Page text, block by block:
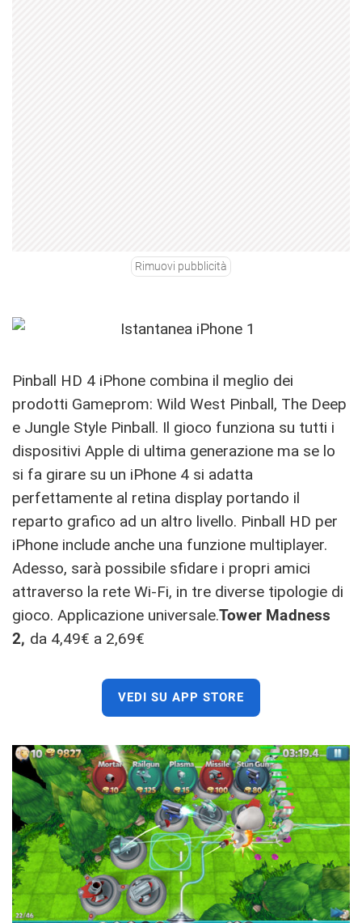
Rimuovi pubblicità
Pinball HD 4 iPhone combina il meglio dei
prodotti Gameprom: Wild West Pinball, The Deep
e Jungle Style Pinball. Il gioco funziona su tutti i
dispositivi Apple di ultima generazione ma se lo
si fa girare su un iPhone 4 si adatta
perfettamente al retina display portando il
reparto grafico ad un altro livello. Pinball HD per
iPhone include anche una funzione multiplayer.
Adesso, sarà possibile sfidare i propri amici
attraverso la rete Wi-Fi, in tre diverse tipologie di
gioco. Applicazione universale.Tower Madness
2, da 4,49€ a 2,69€
VEDI SU APP STORE